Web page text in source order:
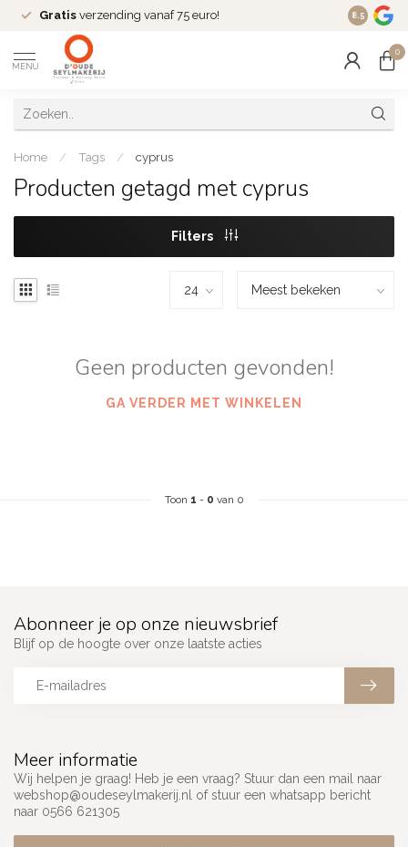
Gratis verzending vanaf 75 euro! Dé
8.5
MENU
0
Home / Tags / cyprus
Producten getagd met cyprus
Filters
Geen producten gevonden!
GA VERDER MET WINKELEN
Toon 1 - 0 van 0
Meer informatie
Wij helpen je graag! Heb je een vraag? Stuur dan een mail naar
webshop@oudeseylmakerij.nl
of stuur een whatsapp bericht
naar 0566 621305
Abonneer je op onze nieuwsbrief
Blijf op de hoogte over onze laatste acties